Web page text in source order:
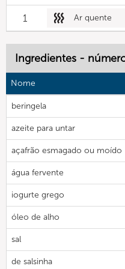
1 Ar quente
Ingredientes -
Nome
beringela
azeite para untar
açafrão esmagado ou moído
água fervente
iogurte grego
óleo de alho
sal
de salsinha